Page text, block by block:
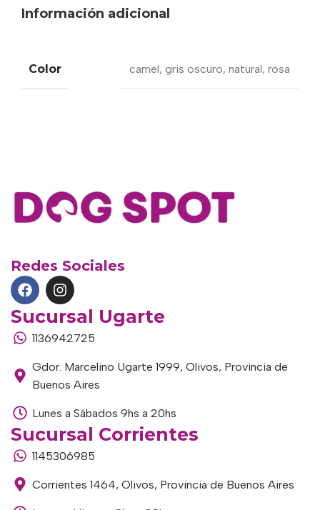
Información adicional
Color camel, gris oscuro, natural, rosa
Redes Sociales
Sucursal Ugarte
1136942725
Gdor. Marcelino Ugarte 1999, Olivos, Provincia de
Buenos Aires
Lunes a Sábados 9hs a 20hs
Sucursal Corrientes
1145306985
Corrientes 1464, Olivos, Provincia de Buenos Aires